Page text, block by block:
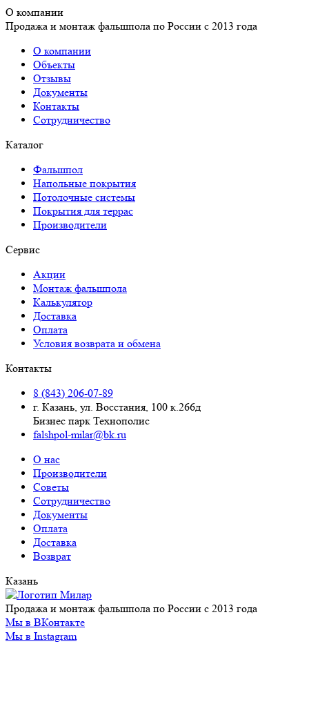
О компании
Продажа и монтаж фальшпола по России с 2013 года
О компании
Объекты
Отзывы
Документы
Контакты
Сотрудничество
Каталог
Фальшпол
Напольные покрытия
Потолочные системы
Покрытия для террас
Производители
Сервис
Акции
Монтаж фальшпола
Калькулятор
Доставка
Оплата
Условия возврата и обмена
Контакты
8 (843) 206-07-89
г. Казань, ул. Восстания, 100 к.266д
Бизнес парк Технополис
falshpol-milar@bk.ru
О нас
Производители
Советы
Сотрудничество
Документы
Оплата
Доставка
Возврат
Казань
Продажа и монтаж фальшпола по России с 2013 года
Мы в ВКонтакте
Мы в Instagram